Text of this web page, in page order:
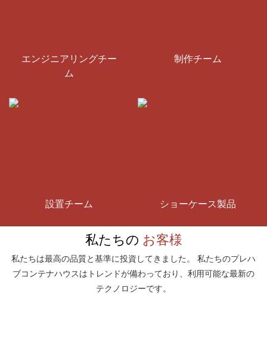
エンジニアリングチー
ム
制作チーム
設置チーム ショーケース製品
私たちの お客様
私たちは最高の品質と基準に投資してきました。 私たちのプレハ
ブコンテナハウスはトレンドが備わっており、利用可能な最新の
テクノロジーです。